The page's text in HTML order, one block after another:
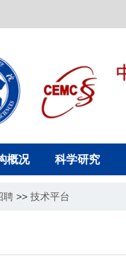
概况 科学研究
聘 >>技术平台